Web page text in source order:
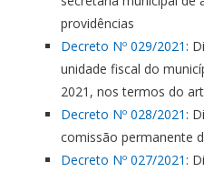
providências
Decreto Nº 029/2021 :
unidade fiscal do
2021, nos termos do
Decreto Nº 028/2021 :
comissão permanente
Decreto Nº 027/2021 :